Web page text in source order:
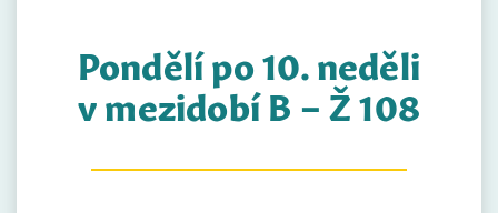
Pondělí po 10. neděli
v mezidobí B – Ž 108